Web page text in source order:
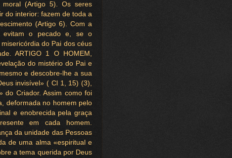
moral (Artigo 5). Os seres
do interior: fazem de toda a
(Artigo 6). Com a
evitam o pecado e, se o
do Pai dos céus
ARTIGO 1 O HOMEM,
do mistério do Pai e
e descobre-lhe a sua
invisível» ( Cl 1, 15) (3),
do Criador. Assim como foi
deformada no homem pelo
e enobrecida pela graça
em cada homem.
da unidade das Pessoas
de uma alma «espiritual e
a tema querida por Deus